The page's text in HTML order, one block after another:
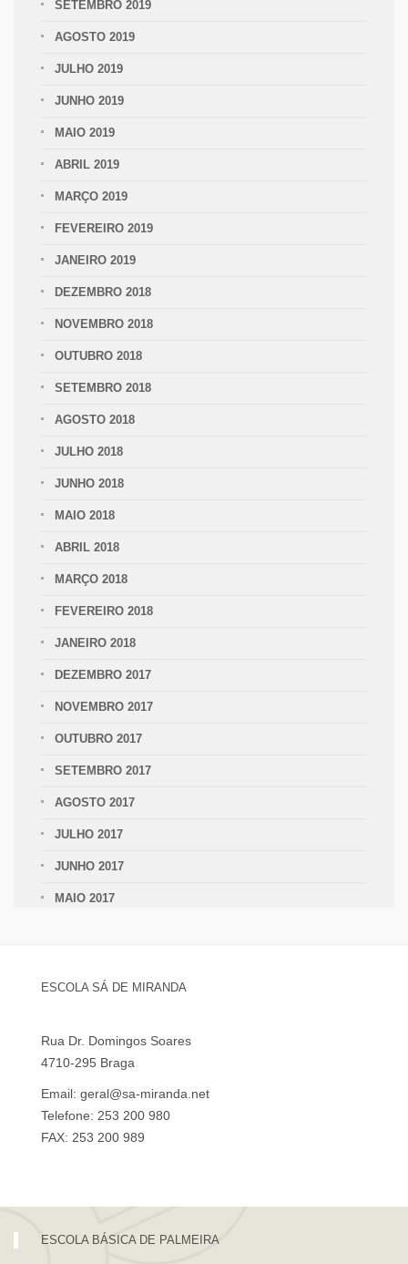
SETEMBRO 2019
AGOSTO 2019
JULHO 2019
JUNHO 2019
MAIO 2019
ABRIL 2019
MARÇO 2019
FEVEREIRO 2019
JANEIRO 2019
DEZEMBRO 2018
NOVEMBRO 2018
OUTUBRO 2018
SETEMBRO 2018
AGOSTO 2018
JULHO 2018
JUNHO 2018
MAIO 2018
ABRIL 2018
MARÇO 2018
FEVEREIRO 2018
JANEIRO 2018
DEZEMBRO 2017
NOVEMBRO 2017
OUTUBRO 2017
SETEMBRO 2017
AGOSTO 2017
JULHO 2017
JUNHO 2017
MAIO 2017
ESCOLA SÁ DE MIRANDA
Rua Dr. Domingos Soares
4710-295 Braga
Email: geral@sa-miranda.net
Telefone: 253 200 980
FAX: 253 200 989
ESCOLA BÁSICA DE PALMEIRA